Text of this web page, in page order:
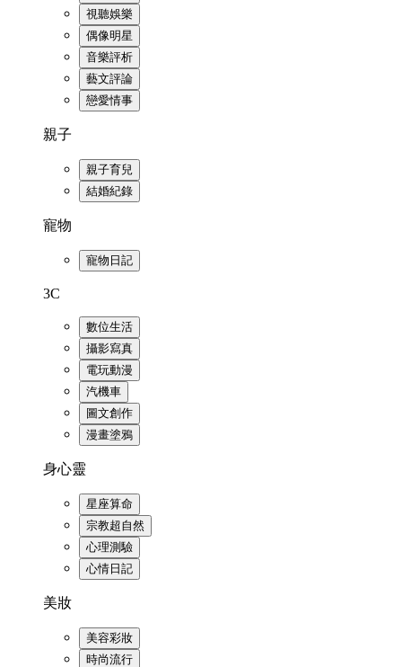
視聽娛樂
偶像明星
音樂評析
藝文評論
戀愛情事
親子
親子育兒
結婚紀錄
寵物
寵物日記
3C
數位生活
攝影寫真
電玩動漫
汽機車
圖文創作
漫畫塗鴉
身心靈
星座算命
宗教超自然
心理測驗
心情日記
美妝
美容彩妝
時尚流行